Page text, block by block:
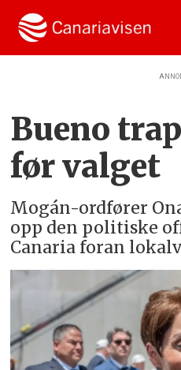
Bueno
før valget
Mogán-ordfører
opp den politiske
Canaria foran